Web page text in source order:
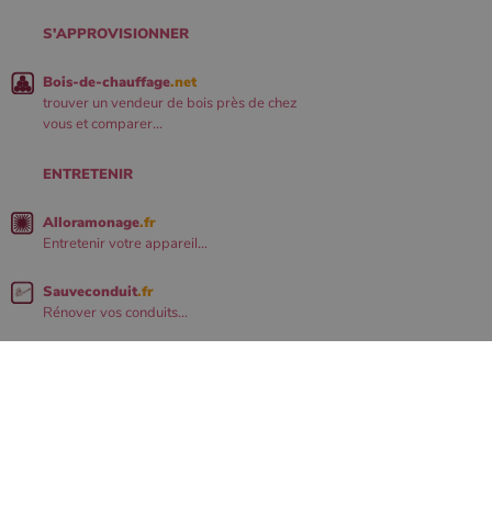
S'APPROVISIONNER
Bois-de-chauffage.net
trouver un vendeur de bois près de chez
vous et comparer...
ENTRETENIR
Alloramonage.fr
Entretenir votre appareil...
Sauveconduit.fr
Rénover vos conduits...